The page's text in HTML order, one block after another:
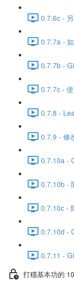
0.7.6c -
0.7.7a -
0.7.7b -
0.7.7c -
0.7.8 -
0.7.9 - 修
0.7.10a -
0.7.10b -
0.7.10c -
0.7.10d -
0.7.11 -
打穩基本功的